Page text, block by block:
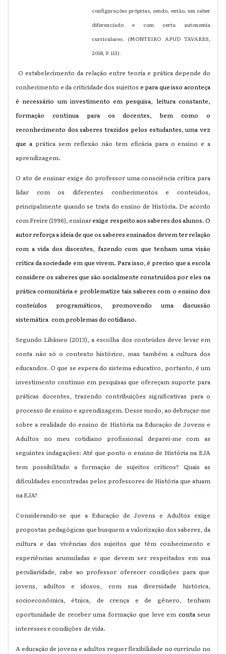
configurações próprias, sendo, então, um saber
diferenciado e com certa autonomia
curriculares. (MONTEIRO APUD TAVARES,
2018, P. 113).
O estabelecimento da relação entre teoria e prática depende do
conhecimento e da criticidade dos sujeitos e para que isso aconteça
é necessário um investimento em pesquisa, leitura constante,
formação contínua para os docentes, bem como o
reconhecimento dos saberes trazidos pelos estudantes, uma vez
que aprática sem reflexão não tem eficácia para o ensino e a
aprendizagem.
O ato de ensinar exige do professor uma consciência crítica para
lidar com os diferentes conhecimentos e conteúdos,
principalmente quando se trata do ensino de História. De acordo
com Freire (1996), ensinarexige respeito aos saberes dos alunos. O
autor reforça a ideia de que os saberes ensinados devem ter relação
com a vida dos discentes, fazendo com que tenham uma visão
crítica da sociedade em que vivem. Para isso, é preciso que a escola
considere os saberes que são socialmente construídos por eles na
prática comunitária e problematize tais saberes com o ensino dos
conteúdos programáticos, promovendo uma discussão
sistemática com problemas do cotidiano.
Segundo Libâneo (2013), a escolha dos conteúdos deve levar em
conta não só o contexto histórico, mas também a cultura dos
educandos. O que se espera do sistema educativo, portanto, é um
investimento contínuo em pesquisas que ofereçam suporte para
práticas docentes, trazendo contribuições significativas para o
processo de ensino e aprendizagem. Desse modo, ao debruçar-me
sobre a realidade do ensino de História na Educação de Jovens e
Adultos no meu cotidiano profissional deparei-me com as
seguintes indagações: Até que ponto o ensino de História na EJA
tem possibilitado a formação de sujeitos críticos? Quais as
dificuldades encontradas pelos professores de História que atuam
na EJA?
Considerando-se que a Educação de Jovens e Adultos exige
propostas pedagógicas que busquem a valorização dos saberes, da
cultura e das vivências dos sujeitos que têm conhecimento e
experiências acumuladas e que devem ser respeitados em sua
peculiaridade, cabe ao professor oferecer condições para que
jovens, adultos e idosos, com sua diversidade histórica,
socioeconômica, étnica, de crença e de gênero, tenham
oportunidade de receber uma formação que leve em contaseus
interesses e condições de vida.
A educação de jovens e adultos requer flexibilidade no currículo no